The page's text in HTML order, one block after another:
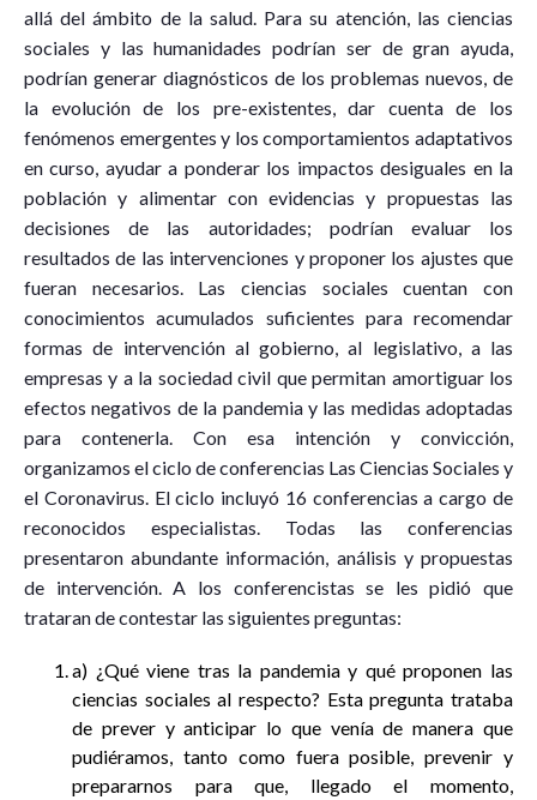
allá del ámbito de la salud. Para su atención, las ciencias
sociales y las humanidades podrían ser de gran ayuda,
podrían generar diagnósticos de los problemas nuevos, de
la evolución de los pre-existentes, dar cuenta de los
fenómenos emergentes y los comportamientos adaptativos
en curso, ayudar a ponderar los impactos desiguales en la
población y alimentar con evidencias y propuestas las
decisiones de las autoridades; podrían evaluar los
resultados de las intervenciones y proponer los ajustes que
fueran necesarios. Las ciencias sociales cuentan con
conocimientos acumulados suficientes para recomendar
formas de intervención al gobierno, al legislativo, a las
empresas y a la sociedad civil que permitan amortiguar los
efectos negativos de la pandemia y las medidas adoptadas
para contenerla. Con esa intención y convicción,
organizamos el ciclo de conferencias Las Ciencias Sociales y
el Coronavirus. El ciclo incluyó 16 conferencias a cargo de
reconocidos especialistas. Todas las conferencias
presentaron abundante información, análisis y propuestas
de intervención. A los conferencistas se les pidió que
trataran de contestar las siguientes preguntas:
a) ¿Qué viene tras la pandemia y qué proponen las
ciencias sociales al respecto? Esta pregunta trataba
de prever y anticipar lo que venía de manera que
pudiéramos, tanto como fuera posible, prevenir y
prepararnos para que, llegado el momento,